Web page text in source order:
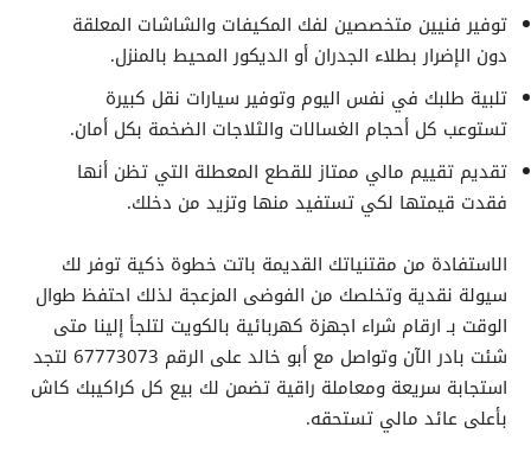
توفير فنيين متخصصين لفك المكيفات والشاشات المعلقة
دون الإضرار بطلاء الجدران أو الديكور المحيط بالمنزل.
تلبية طلبك في نفس اليوم وتوفير سيارات نقل كبيرة
تستوعب كل أحجام الغسالات والثلاجات الضخمة بكل أمان.
تقديم تقييم مالي ممتاز للقطع المعطلة التي تظن أنها
فقدت قيمتها لكي تستفيد منها وتزيد من دخلك.
الاستفادة من مقتنياتك القديمة باتت خطوة ذكية توفر لك
سيولة نقدية وتخلصك من الفوضى المزعجة لذلك احتفظ طوال
الوقت بـ ارقام شراء اجهزة كهربائية بالكويت لتلجأ إلينا متى
شئت بادر الآن وتواصل مع أبو خالد على الرقم 67773073 لتجد
استجابة سريعة ومعاملة راقية تضمن لك بيع كل كراكيبك كاش
بأعلى عائد مالي تستحقه.